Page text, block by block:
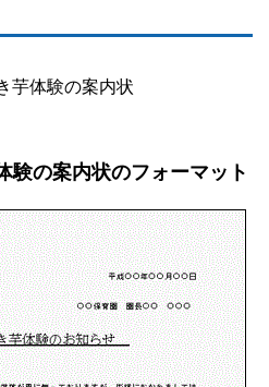
芋体験の案内状
験の案内状のフォーマット